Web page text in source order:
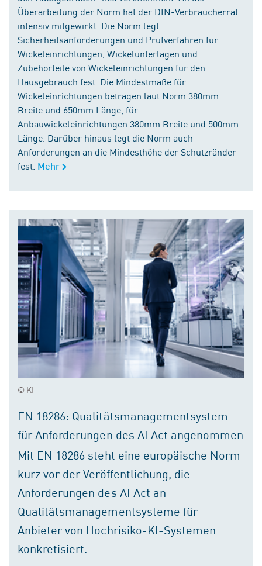
Überarbeitung der Norm hat der DIN-Verbraucherrat
intensiv mitgewirkt. Die Norm legt
Sicherheitsanforderungen und Prüfverfahren für
Wickeleinrichtungen, Wickelunterlagen und
Zubehörteile von Wickeleinrichtungen für den
Hausgebrauch fest. Die Mindestmaße für
Wickeleinrichtungen betragen laut Norm 380mm
Breite und 650mm Länge, für
Anbauwickeleinrichtungen 380mm Breite und 500mm
Länge. Darüber hinaus legt die Norm auch
Anforderungen an die Mindesthöhe der Schutzränder
fest. Mehr
© KI
EN 18286: Qualitätsmanagementsystem
für Anforderungen des AI Act angenommen
Mit EN 18286 steht eine europäische Norm
kurz vor der Veröffentlichung, die
Anforderungen des AI Act an
Qualitätsmanagementsysteme für
Anbieter von Hochrisiko-KI-Systemen
konkretisiert.